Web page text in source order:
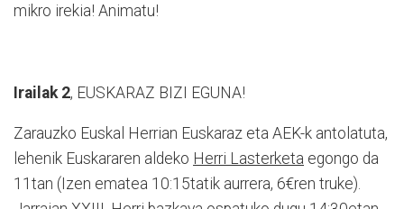
mikro irekia! Animatu!
Irailak 2, EUSKARAZ BIZI EGUNA!
Zarauzko Euskal Herrian Euskaraz eta AEK-k antolatuta,
lehenik Euskararen aldeko Herri Lasterketa egongo da
11tan (Izen ematea 10:15tatik aurrera, 6€ren truke).